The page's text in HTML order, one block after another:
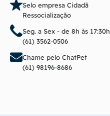
Selo empresa Cidadã
Ressocialização
Seg. a Sex - de 8h às 17:30h
(61) 3562-0506
Chame pelo ChatPet
(61) 98196-8686